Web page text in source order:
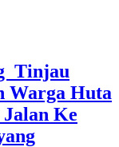
Tinjau
Warga Huta
Ke